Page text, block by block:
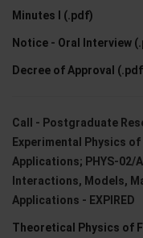
Minutes I (.pdf)
Notice - Oral Interview
Decree of Approval
Call - Postgraduate
Experimental Physics
Applications; PHYS-02/
Interactions, Models,
Applications - EXPIRED
Theoretical Physics of